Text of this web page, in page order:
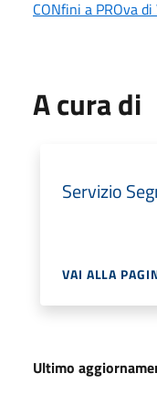
CONfini a PROva
A cura di
Servizio
VAI ALLA
Ultimo